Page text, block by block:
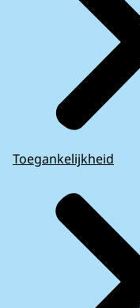
Toegankelijkheid